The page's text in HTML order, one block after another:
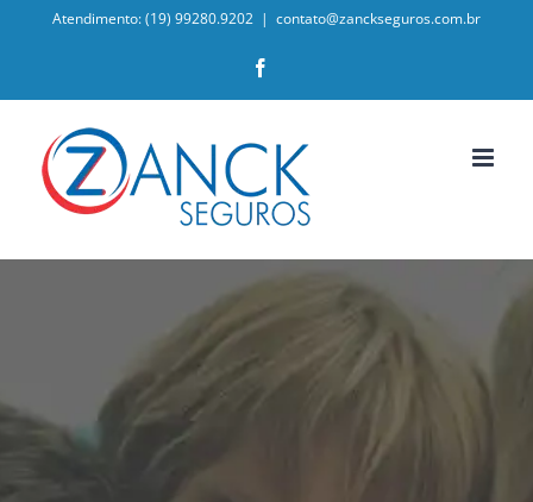
content
Atendimento: (19) 99280.9202 | contato@zanckseguros.com.br